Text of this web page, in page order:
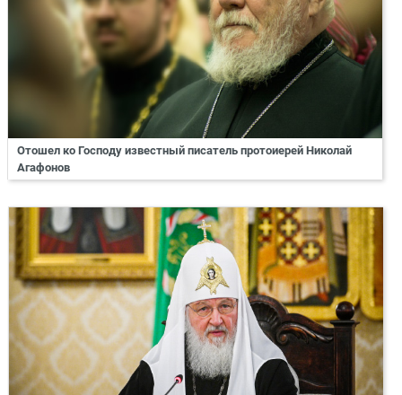
Отошел ко Господу известный писатель протоиерей Николай
Агафонов